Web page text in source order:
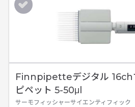
Finnpipetteデジタル 16ch
ピペット 5-50μl
サーモフィッシャーサイエンティフィック